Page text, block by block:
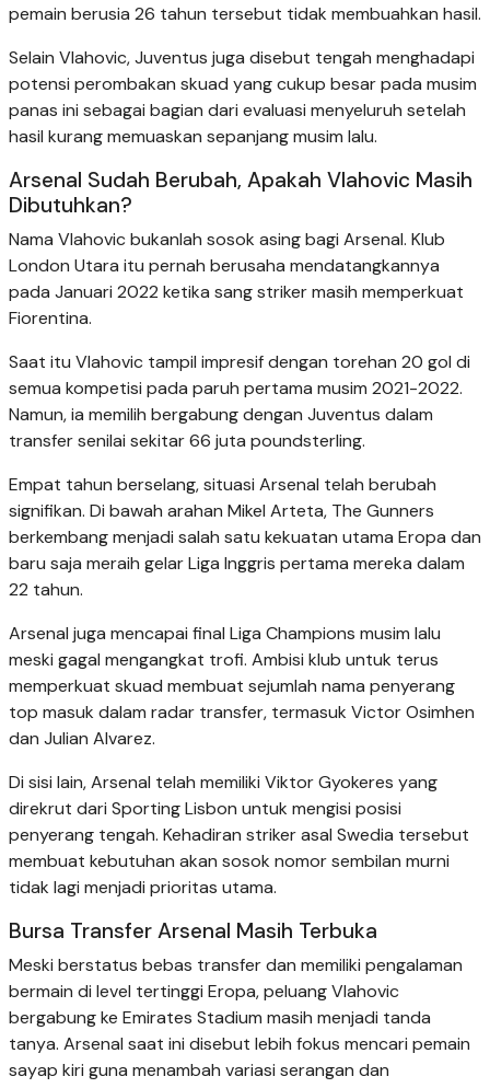
pemain berusia 26 tahun tersebut tidak membuahkan hasil.
Selain Vlahovic, Juventus juga disebut tengah menghadapi
potensi perombakan skuad yang cukup besar pada musim
panas ini sebagai bagian dari evaluasi menyeluruh setelah
hasil kurang memuaskan sepanjang musim lalu.
Arsenal Sudah Berubah, Apakah Vlahovic Masih
Dibutuhkan?
Nama Vlahovic bukanlah sosok asing bagi Arsenal. Klub
London Utara itu pernah berusaha mendatangkannya
pada Januari 2022 ketika sang striker masih memperkuat
Fiorentina.
Saat itu Vlahovic tampil impresif dengan torehan 20 gol di
semua kompetisi pada paruh pertama musim 2021-2022.
Namun, ia memilih bergabung dengan Juventus dalam
transfer senilai sekitar 66 juta poundsterling.
Empat tahun berselang, situasi Arsenal telah berubah
signifikan. Di bawah arahan Mikel Arteta, The Gunners
berkembang menjadi salah satu kekuatan utama Eropa dan
baru saja meraih gelar Liga Inggris pertama mereka dalam
22 tahun.
Arsenal juga mencapai final Liga Champions musim lalu
meski gagal mengangkat trofi. Ambisi klub untuk terus
memperkuat skuad membuat sejumlah nama penyerang
top masuk dalam radar transfer, termasuk Victor Osimhen
dan Julian Alvarez.
Di sisi lain, Arsenal telah memiliki Viktor Gyokeres yang
direkrut dari Sporting Lisbon untuk mengisi posisi
penyerang tengah. Kehadiran striker asal Swedia tersebut
membuat kebutuhan akan sosok nomor sembilan murni
tidak lagi menjadi prioritas utama.
Bursa Transfer Arsenal Masih Terbuka
Meski berstatus bebas transfer dan memiliki pengalaman
bermain di level tertinggi Eropa, peluang Vlahovic
bergabung ke Emirates Stadium masih menjadi tanda
tanya. Arsenal saat ini disebut lebih fokus mencari pemain
sayap kiri guna menambah variasi serangan dan